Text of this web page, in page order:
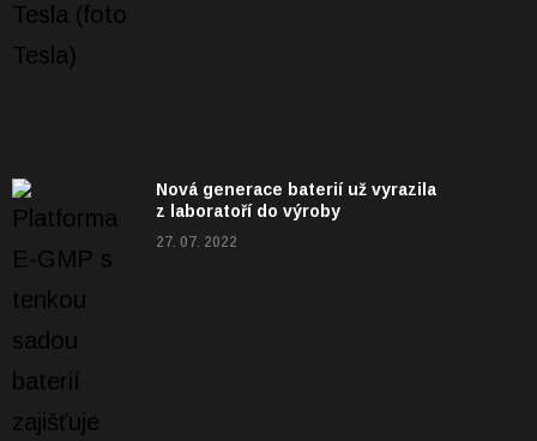
Nová generace baterií už vyrazila
z laboratoří do výroby
27. 07. 2022